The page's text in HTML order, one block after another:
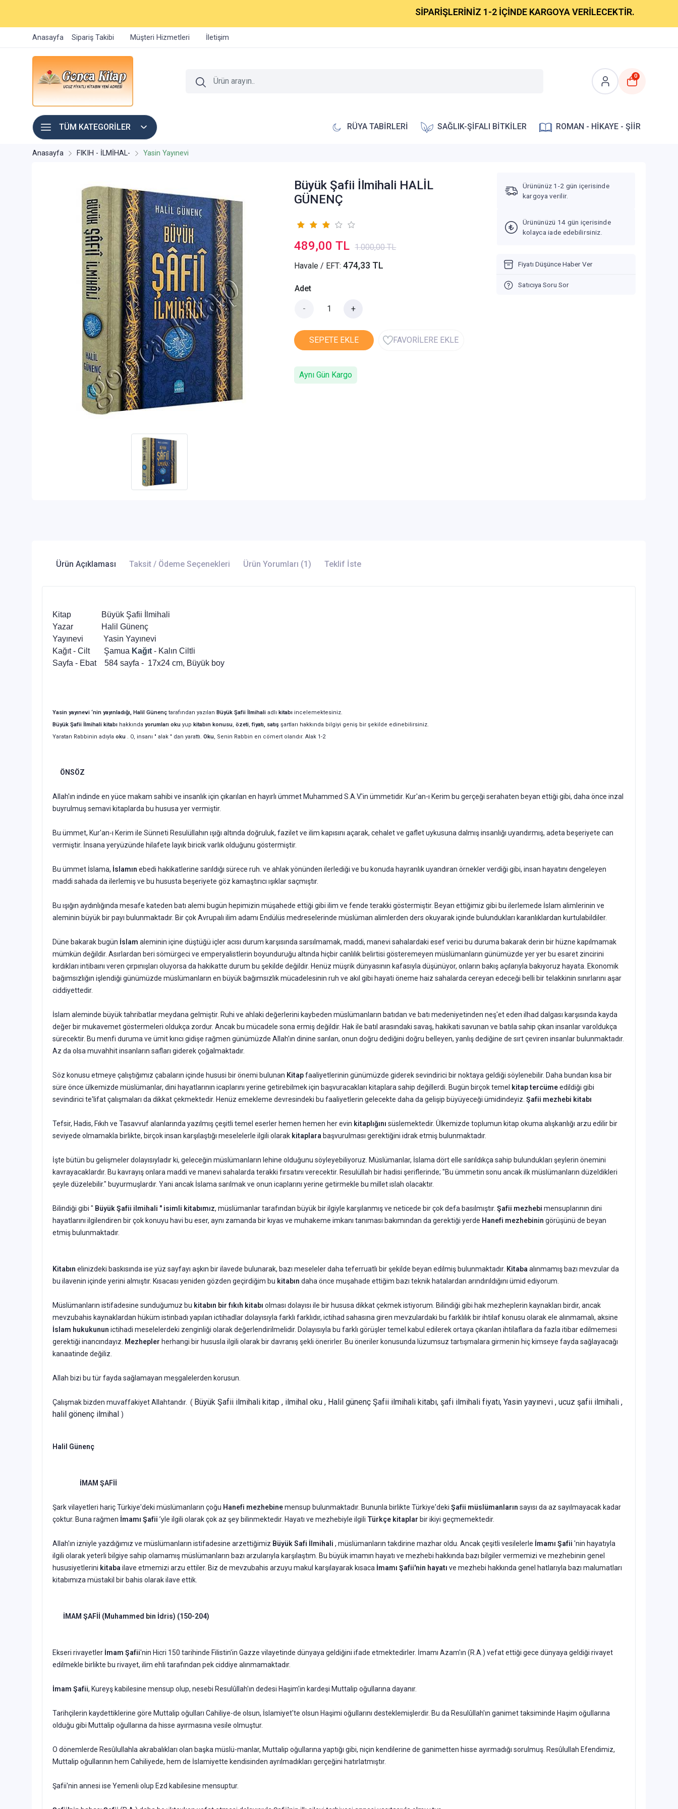
SİPARİŞLERİNİZ 1-2 İÇİNDE KARGOYA VERİLECEKTİR.
Anasayfa Sipariş Takibi Müşteri Hizmetleri İletişim
0
TÜM KATEGORİLER RÜYA TABİRLERİ SAĞLIK-ŞİFALI BİTKİLER ROMAN - HİKAYE - ŞİİR
Anasayfa FIKIH - İLMİHAL- Yasin Yayınevi
Büyük Şafii İlmihali HALİL
GÜNENÇ
489,00 TL 1.000,00 TL
Havale / EFT:474,33 TL
Adet
- +
SEPETE EKLE FAVORİLERE EKLE
Aynı Gün Kargo
Ürününüz 1-2 gün içerisinde
kargoya verilir.
Ürününüzü 14 gün içerisinde
kolayca iade edebilirsiniz.
Fiyatı Düşünce Haber Ver
Satıcıya Soru Sor
Ürün Açıklaması Taksit / Ödeme Seçenekleri Ürün Yorumları (1) Teklif İste
Kitap Büyük Şafii İlmihali
Yazar Halil Günenç
Yayınevi Yasin Yayınevi
Kağıt - Cilt Şamua Kağıt - Kalın Ciltli
Sayfa - Ebat 584 sayfa - 17x24 cm, Büyük boy
Yasin yayınevi ‘nin yayınladığı, Halil Günenç tarafından yazılan Büyük Şafii İlmihali adlı kitabı incelemektesiniz.
Büyük Şafii İlmihali kitabı hakkında yorumları oku yup kitabın konusu, özeti,fiyatı, satış şartları hakkında bilgiyi geniş bir şekilde edinebilirsiniz.
Yaratan Rabbinin adıyla oku . O, insanı " alak " dan yarattı. Oku, Senin Rabbin en cömert olandır. Alak 1-2
ÖNSÖZ
Allah'ın indinde en yüce makam sahibi ve insanlık için çı­karılan en hayırlı ümmet Muhammed S.A.V.'in ümmetidir. Kur'an-ı Kerim bu gerçeği serahaten beyan ettiği gibi, daha önce inzal
buyrulmuş semavi kitaplarda bu hususa yer vermiştir.
Bu ümmet, Kur'an-ı Kerim ile Sünneti Resulüllahın ışığı altında doğruluk, fazilet ve ilim kapısını açarak, cehalet ve gaflet uykusuna dalmış insanlığı uyandırmış, adeta beşeriyete can
vermiştir. İnsana yeryüzünde hilafete layık biricik varlık oldu­ğunu göstermiştir.
Bu ümmet İslama, İslamın ebedi hakikatlerine sarıldığı sürece ruh. ve ahlak yönünden ilerlediği ve bu konuda hayranlık uyandıran örnekler verdiği gibi, insan hayatını dengeleyen
maddi sahada da ilerlemiş ve bu hususta beşeriyete göz ka­maştırıcı ışıklar saçmıştır.
Bu ışığın aydınlığında mesafe kateden batı alemi bugün hepimizin müşahede ettiği gibi ilim ve fende terakki göstermiştir. Beyan ettiğimiz gibi bu ilerlemede İslam alimlerinin ve
aleminin büyük bir payı bulunmaktadır. Bir çok Avrupalı ilim adamı En­dülüs medreselerinde müslüman alimlerden ders okuyarak içinde bulundukları karanlıklardan kurtulabildiler.
Düne bakarak bugün İslam aleminin içine düştüğü içler acısı durum karşısında sarsılmamak, maddi, manevi sahalar­daki esef verici bu duruma bakarak derin bir hüzne kapılmamak
mümkün değildir. Asırlardan beri sömürgeci ve emperyalistlerin boyunduruğu altında hiçbir canlılık belirtisi gösteremeyen müslümanların günümüzde yer yer bu esaret zincirini
kırdıkları intibaını veren çırpınışları oluyorsa da hakikatte durum bu şekil­de değildir. Henüz müşrik dünyasının kafasıyla düşünüyor, onların bakış açılarıyla bakıyoruz hayata. Ekonomik
bağım­sızlığın işlendiği günümüzde müslümanların en büyük bağımsızlık mücadelesinin ruh ve akıl gibi hayati öneme haiz saha­larda cereyan edeceği belli bir telakkinin sınırlarını aşar
ciddi­yettedir.
İslam aleminde büyük tahribatlar meydana gelmiştir. Ru­hi ve ahlaki değerlerini kaybeden müslümanların batıdan ve batı medeniyetinden neş'et eden ilhad dalgası karşısında kayda
değer bir mukavemet göstermeleri oldukça zordur. Ancak bu mücadele sona ermiş değildir. Hak ile batıl arasındaki savaş, hakikati savunan ve batıla sahip çıkan insanlar varoldukça
sürecektir. Bu menfi duruma ve ümit kırıcı gidişe rağmen günü­müzde Allah'ın dinine sarılan, onun doğru dediğini doğru belle­yen, yanlış dediğine de sırt çeviren insanlar bulunmaktadır.
Az da olsa muvahhit insanların safları giderek çoğalmaktadır.
Söz konusu etmeye çalıştığımız çabaların içinde hususi bir önemi bulunan Kitapfaaliyetlerinin günümüzde giderek se­vindirici bir noktaya geldiği söylenebilir. Daha bundan kısa bir
süre önce ülkemizde müslümanlar, dini hayatlarının icaplarını yerine getirebilmek için başvuracakları kitaplara sahip değillerdi. Bugün birçok temel kitap tercümeedildiği gibi
sevindirici te'lifat çalışmaları da dikkat çekmektedir. Henüz emekleme devresin­deki bu faaliyetlerin gelecekte daha da gelişip büyüyeceği ümi­dindeyiz. Şafii mezhebi kitabı
Tefsir, Hadis, Fıkıh ve Tasavvuf alanlarında yazılmış çe­şitli temel eserler hemen hemen her evin kitaplığını süslemek­tedir. Ülkemizde toplumun kitap okuma alışkanlığı arzu edilir bir
seviyede olmamakla birlikte, birçok insan karşılaştığı mesele­lerle ilgili olarak kitaplara başvurulması gerektiğini idrak etmiş bulunmaktadır.
İşte bütün bu gelişmeler dolayısıyladır ki, geleceğin müslümanların lehine olduğunu söyleyebiliyoruz. Müslümanlar, İslama dört elle sarıldıkça sahip bulundukları şeylerin önemini
kavrayacaklardır. Bu kavrayış onlara maddi ve manevi saha­larda terakki fırsatını verecektir. Resulüllah bir hadisi şerifle­rinde; "Bu ümmetin sonu ancak ilk müslümanların düzeldikleri
şeyle düzelebilir." buyurmuşlardır. Yani ancak İslama sarılmak ve onun icaplarını yerine getirmekle bu millet ıslah olacaktır.
Bilindiği gibi " Büyük Şafii ilmihali " isimli kitabımız, müslümanlar tarafından büyük bir ilgiyle karşılanmış ve neti­cede bir çok defa basılmıştır. Şafii mezhebi mensuplarının dini
hayatlarını ilgilendiren bir çok konuyu havi bu eser, aynı za­manda bir kıyas ve muhakeme imkanı tanıması bakımından da gerektiği yerde Hanefi mezhebinin görüşünü de beyan
etmiş bulunmaktadır.
Kitabın elinizdeki baskısında ise yüz sayfayı aşkın bir ila­vede bulunarak, bazı meseleler daha teferruatlı bir şekilde be­yan edilmiş bulunmaktadır. Kitaba alınmamış bazı mevzular da
bu ilavenin içinde yerini almıştır. Kısacası yeniden gözden ge­çirdiğim bu kitabın daha önce muşahade ettiğim bazı teknik hatalardan arındırıldığını ümid ediyorum.
Müslümanların istifadesine sunduğumuz bu kitabın bir fı­kıh kitabı olması dolayısı ile bir hususa dikkat çekmek istiyorum. Bilindiği gibi hak mezheplerin kaynakları birdir, ancak
mevzuba­his kaynaklardan hüküm istinbadı yapılan ictihadlar dolayısıyla farklı farklıdır, ictihad sahasına giren mevzulardaki bu farklılık bir ihtilaf konusu olarak ele alınmamalı, aksine
İslam hukukunun ictihadi meselelerdeki zenginliği olarak değerlendirilmelidir. Dolayısıyla bu farklı görüşler temel kabul edilerek ortaya çıka­rılan ihtilaflara da fazla itibar edilmemesi
gerektiği inancındayız. Mezhepler herhangi bir hususla ilgili olarak bir davranış şekli önerirler. Bu öneriler konusunda lüzumsuz tartışmalara girme­nin hiç kimseye fayda sağlayacağı
kanaatinde değiliz.
Allah bizi bu tür fayda sağlamayan meşgalelerden koru­sun.
Çalışmak bizden muvaffakiyet Allahtandır. ( Büyük Şafii ilmihali kitap , ilmihal oku , Halil günenç Şafii ilmihali kitabı, şafi ilmihali fiyatı, Yasin yayınevi , ucuz şafii ilmihali ,
halil gönenç ilmihal )
Halil Günenç
İMAM ŞAFİİ
Şark vilayetleri hariç Türkiye'deki müslümanların çoğu Hanefi mezhebinemensup bulunmaktadır. Bununla birlikte Türkiye'deki Şafii müslümanların sayısı da az sayılmayacak kadar
çoktur. Buna rağmen İmamı Şafii ’yle ilgili olarak çok az şey bilinmektedir. Hayatı ve mezhebiyle ilgili Türkçe kitaplar bir ikiyi geçmemektedir.
Allah'ın izniyle yazdığımız ve müslümanların istifadesine arzettiğimiz Büyük Safi İlmihali , müslümanların takdirine mazhar oldu. Ancak çeşitli vesilelerle İmamı Şafii 'nin hayatıyla
ilgili olarak yeterli bilgiye sahip olamamış müslümanların bazı arzu­larıyla karşılaştım. Bu büyük imamın hayatı ve mezhebi hak­kında bazı bilgiler vermemizi ve mezhebinin genel
hususiyetle­rini kitaba ilave etmemizi arzu ettiler. Biz de mevzubahis arzuyu makul karşılayarak kısaca İmamı Şafii'nin hayatı ve mezhebi hakkında genel hatlarıyla bazı malumatları
kitabımıza müstakil bir bahis olarak ilave ettik.
İMAM ŞAFİİ (Muhammed bin İdris) (150-204)
Ekseri rivayetler İmam Şafii'nin Hicri 150 tarihinde Filis­tin'in Gazze vilayetinde dünyaya geldiğini ifade etmektedirler. İmamı Azam'ın (R.A.) vefat ettiği gece dünyaya geldiği rivayet
edilmekle birlikte bu rivayet, ilim ehli tarafından pek ciddiye alınmamaktadır.
İmam Şafii, Kureyş kabilesine mensup olup, nesebi Resulûllah'ın dedesi Haşim'in kardeşi Muttalip oğullarına daya­nır.
Tarihçilerin kaydettiklerine göre Muttalip oğulları Cahiliye-de olsun, İslamiyet'te olsun Haşimi oğullarını desteklemişlerdir. Bu da Resulûllah'ın ganimet taksiminde Haşim oğullarına
oldu­ğu gibi Muttalip oğullarına da hisse ayırmasına vesile olmuştur.
O dönemlerde Resûlullahla akrabalıkları olan başka müslü-manlar, Muttalip oğullarına yaptığı gibi, niçin kendilerine de ganimetten hisse ayırmadığı sorulmuş. Resûlullah Efendimiz,
Muttalip oğullarının hem Cahiliyede, hem de İslamiyette kendi­sinden ayrılmadıkları gerçeğini hatırlatmıştır.
Şafii'nin annesi ise Yemenli olup Ezd kabilesine men­suptur.